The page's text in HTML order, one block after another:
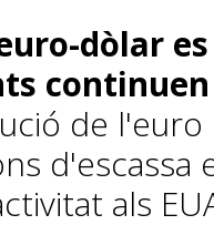
dòlar
de
d'escassa
als